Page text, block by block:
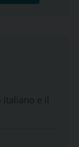
italiano e il